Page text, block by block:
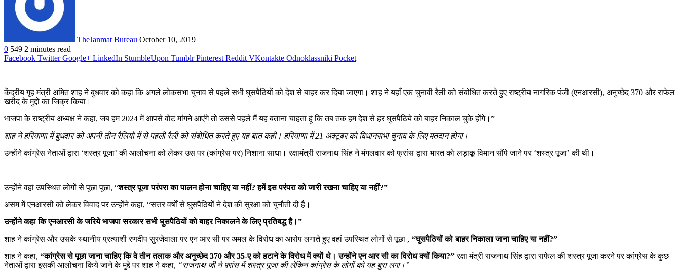
TheJanmat Bureau October 10, 2019
0 549 2 minutes read
Facebook Twitter Google+ LinkedIn StumbleUpon Tumblr Pinterest Reddit VKontakte Odnoklassniki Pocket
केंद्रीय गृह मंत्री अमित शाह ने बुधवार को कहा कि अगले लोकसभा चुनाव से पहले सभी घुसपैठियों को देश से बाहर कर दिया जाएगा। शाह ने यहाँ एक चुनावी रैली को संबोधित करते हुए राष्ट्रीय नागरिक पंजी (एनआरसी), अनुच्छेद 370 और राफेल
खरीद के मुद्दों का जिक्र किया।
भाजपा के राष्ट्रीय अध्यक्ष ने कहा, जब हम 2024 में आपसे वोट मांगने आएंगे तो उससे पहले मैं यह बताना चाहता हूं कि तब तक हम देश से हर घुसपैठिये को बाहर निकाल चुके होंगे।”
शाह ने हरियाणा में बुधवार को अपनी तीन रैलियों में से पहली रैली को संबोधित करते हुए यह बात कही। हरियाणा में 21 अक्टूबर को विधानसभा चुनाव के लिए मतदान होगा।
उन्होंने कांग्रेस नेताओं द्वारा ‘शस्त्र पूजा’ की आलोचना को लेकर उस पर (कांग्रेस पर) निशाना साधा। रक्षामंत्री राजनाथ सिंह ने मंगलवार को फ्रांस द्वारा भारत को लड़ाकू विमान सौंपे जाने पर ‘शस्त्र पूजा’ की थी।
उन्होंने वहां उपस्थित लोगों से पूछा पूछा, “शस्त्र पूजा परंपरा का पालन होना चाहिए या नहीं? हमें इस परंपरा को जारी रखना चाहिए या नहीं?”
असम में एनआरसी को लेकर विवाद पर उन्होंने कहा, “सत्तर वर्षों से घुसपैठियों ने देश की सुरक्षा को चुनौती दी है।
उन्होंने कहा कि एनआरसी के जरिये भाजपा सरकार सभी घुसपैठियों को बाहर निकालने के लिए प्रतिबद्ध है।”
शाह ने कांग्रेस और उसके स्थानीय प्रत्याशी रणदीप सुरजेवाला पर एन आर सी पर अमल के विरोध का आरोप लगाते हुए वहां उपस्थित लोगों से पूछा , “घुसपैठियों को बाहर निकाला जाना चाहिए या नहीं?”
शाह ने कहा, “कांग्रेस से पूछा जाना चाहिए कि वे तीन तलाक और अनुच्छेद 370 और 35-ए को हटाने के विरोध में क्यों थे। उन्होंने एन आर सी का विरोध क्यों किया?”रक्षा मंत्री राजनाथ सिंह द्वारा राफेल की शस्त्र पूजा करने पर कांग्रेस के कुछ
नेताओं द्वारा इसकी आलोचना किये जाने के मुद्दे पर शाह ने कहा, “राजनाथ जी ने फ़्रांस में शस्त्र पूजा की लेकिन कांग्रेस के लोगों को यह बुरा लगा।”